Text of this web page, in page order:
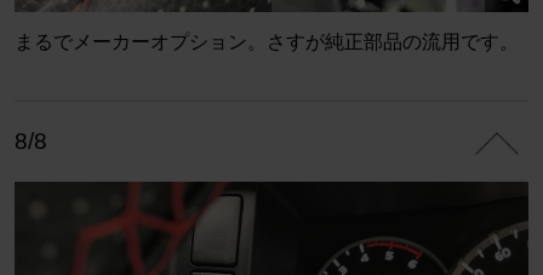
まるでメーカーオプション。さすが純正部品の流用です。
8/8